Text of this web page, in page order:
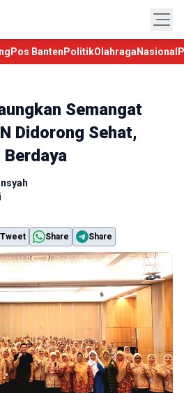
Pos Banten PolitikOlahraga Nasional
Semangat
Didorong Sehat,
Berdaya
Tweet Share Share